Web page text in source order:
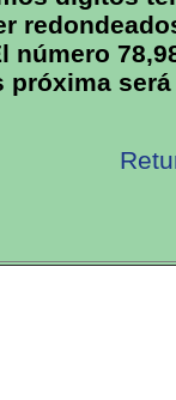
número
próxima será